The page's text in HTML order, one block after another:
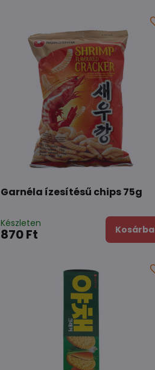
Garnéla ízesítésű chips 75g
Készleten
870 Ft Kosárba